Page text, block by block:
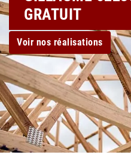
GRATUIT
Voir nos réalisations